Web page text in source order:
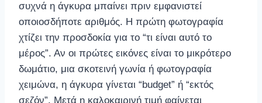
συχνά η άγκυρα μπαίνει πριν εμφανιστεί
οποιοσδήποτε αριθμός. Η πρώτη φωτογραφία
χτίζει την προσδοκία για το “τι είναι αυτό το
μέρος”. Αν οι πρώτες εικόνες είναι το μικρότερο
δωμάτιο, μια σκοτεινή γωνία ή φωτογραφία
χειμώνα, η άγκυρα γίνεται “budget” ή “εκτός
σεζόν”. Μετά η καλοκαιρινή τιμή φαίνεται